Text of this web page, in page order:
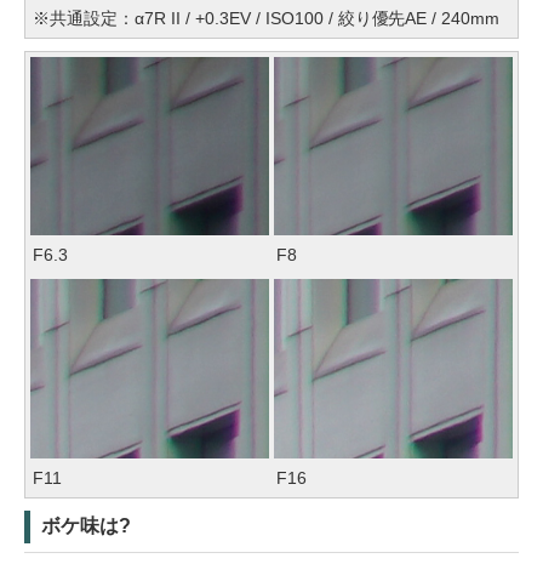
※共通設定：α7R II / +0.3EV / ISO100 / 絞り優先AE / 240mm
F6.3 F8
F11 F16
ボケ味は?